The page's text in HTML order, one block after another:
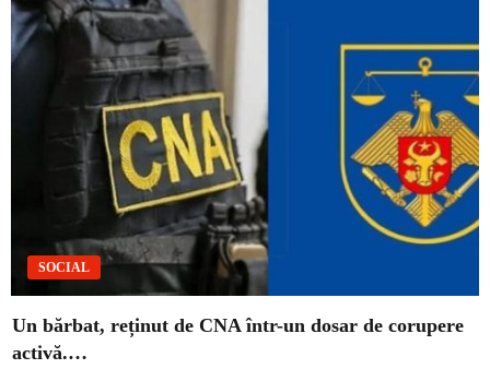
SOCIAL
Un bărbat, reținut de CNA într-un dosar de corupere
activă.…